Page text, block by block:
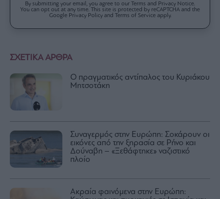
By submitting your email, you agree to our Terms and Privacy Notice.
You can opt out at any time. This site is protected by reCAPTCHA and the
Google Privacy Policy and Terms of Service apply.
ΣΧΕΤΙΚΑ ΑΡΘΡΑ
Ο πραγματικός αντίπαλος του Κυριάκου
Μητσοτάκη
Συναγερμός στην Ευρώπη: Σοκάρουν οι
εικόνες από την ξηρασία σε Ρήνο και
Δούναβη – «Ξεθάφτηκε» ναζιστικό
πλοίο
Ακραία φαινόμενα στην Ευρώπη: